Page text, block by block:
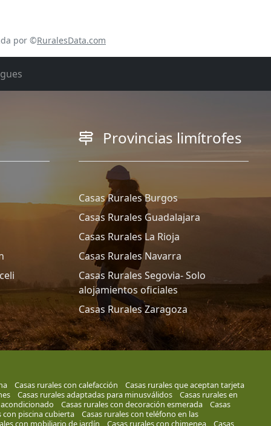
por ©RuralesData.com
Provincias limítrofes
Casas Rurales Burgos
Casas Rurales Guadalajara
Casas Rurales La Rioja
Casas Rurales Navarra
Casas Rurales Segovia- Solo
alojamientos oficiales
Casas Rurales Zaragoza
Casas rurales con calefacción
Casas rurales que aceptan tarjeta
Casas rurales adaptadas para minusválidos
Casas rurales en
Casas rurales con decoración esmerada
Casas
con piscina cubierta
Casas rurales con teléfono en las
con mobiliario de jardín Casas rurales con chimenea Casas